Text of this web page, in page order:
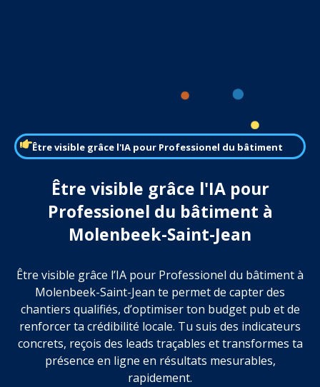
Être visible grâce l'IA pour Professionel du bâtiment
Être visible grâce l'IA pour
Professionel du bâtiment à
Molenbeek-Saint-Jean
Être visible grâce l’IA pour Professionel du bâtiment à
Molenbeek-Saint-Jean te permet de capter des
chantiers qualifiés, d’optimiser ton budget pub et de
renforcer ta crédibilité locale. Tu suis des indicateurs
concrets, reçois des leads traçables et transformes ta
présence en ligne en résultats mesurables,
rapidement.